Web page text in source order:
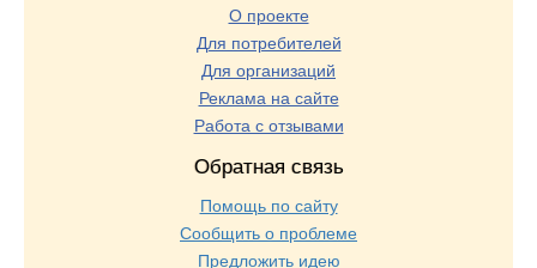
О проекте
Для потребителей
Для организаций
Реклама на сайте
Работа с отзывами
Обратная связь
Помощь по сайту
Сообщить о проблеме
Предложить идею